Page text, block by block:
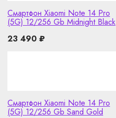
Смартфон Xiaomi Note 14 Pro
(5G) 12/256 Gb Midnight Black
23 490 ₽
Смартфон Xiaomi Note 14 Pro
(5G) 12/256 Gb Sand Gold